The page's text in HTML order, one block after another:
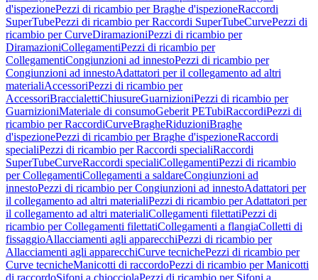
d'ispezionePezzi di ricambio per Braghe d'ispezioneRaccordi
SuperTubePezzi di ricambio per Raccordi SuperTubeCurvePezzi di
ricambio per CurveDiramazioniPezzi di ricambio per
DiramazioniCollegamentiPezzi di ricambio per
CollegamentiCongiunzioni ad innestoPezzi di ricambio per
Congiunzioni ad innestoAdattatori per il collegamento ad altri
materialiAccessoriPezzi di ricambio per
AccessoriBraccialettiChiusureGuarnizioniPezzi di ricambio per
GuarnizioniMateriale di consumoGeberit PETubiRaccordiPezzi di
ricambio per RaccordiCurveBragheRiduzioniBraghe
d'ispezionePezzi di ricambio per Braghe d'ispezioneRaccordi
specialiPezzi di ricambio per Raccordi specialiRaccordi
SuperTubeCurveRaccordi specialiCollegamentiPezzi di ricambio
per CollegamentiCollegamenti a saldareCongiunzioni ad
innestoPezzi di ricambio per Congiunzioni ad innestoAdattatori per
il collegamento ad altri materialiPezzi di ricambio per Adattatori per
il collegamento ad altri materialiCollegamenti filettatiPezzi di
ricambio per Collegamenti filettatiCollegamenti a flangiaColletti di
fissaggioAllacciamenti agli apparecchiPezzi di ricambio per
Allacciamenti agli apparecchiCurve tecnichePezzi di ricambio per
Curve tecnicheManicotti di raccordoPezzi di ricambio per Manicotti
di raccordoSifoni a chiocciolaPezzi di ricambio per Sifoni a